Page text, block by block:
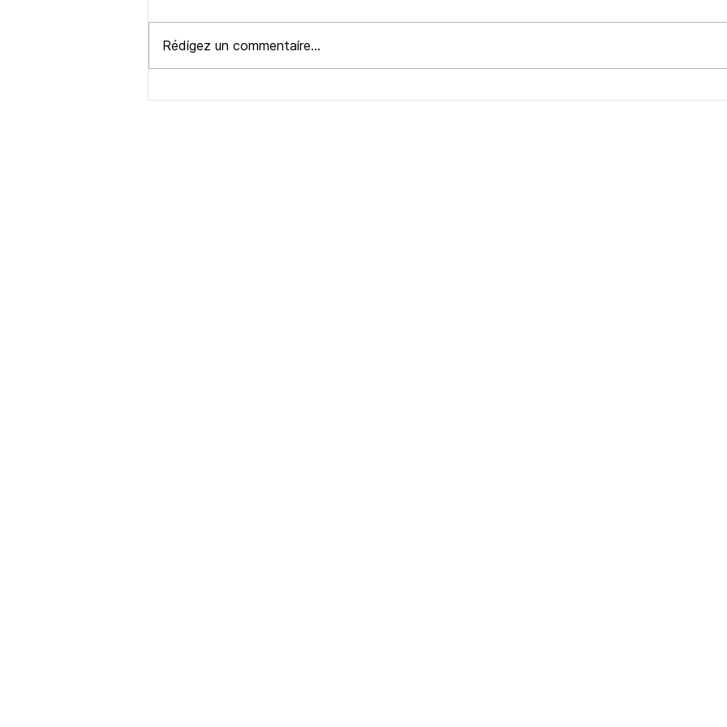
Pauses café au centre-ville
Rédigez un commentaire...